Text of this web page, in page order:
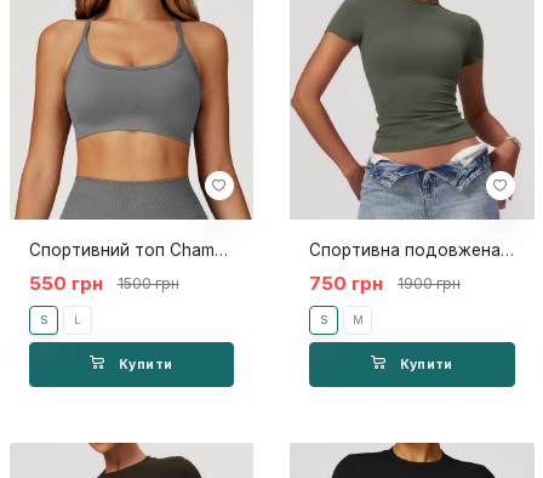
Спортивний топ Chamomile grey
550 грн 1500 грн
S L
Купити
Спортивна подовжена футболка Slim khaki
750 грн 1900 грн
S M
Купити